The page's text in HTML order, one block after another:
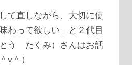
て直しながら、大切に使
わって欲しい」と２代目
う たくみ）さんはお話
ν＾）